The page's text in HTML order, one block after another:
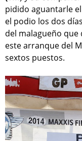
pidido aguantarle
el podio los dos
del malagueño
este arranque del
sextos puestos.